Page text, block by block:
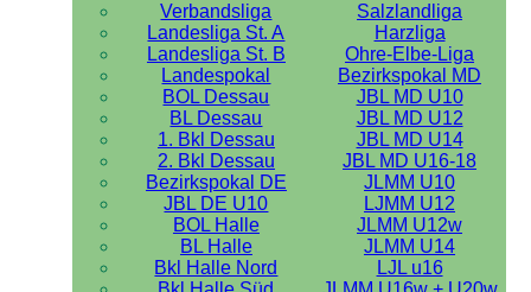
Verbandsliga
Salzlandliga
Landesliga St. A
Harzliga
Landesliga St. B
Ohre-Elbe-Liga
Landespokal
Bezirkspokal MD
BOL Dessau
JBL MD U10
BL Dessau
JBL MD U12
1. Bkl Dessau
JBL MD U14
2. Bkl Dessau
JBL MD U16-18
Bezirkspokal DE
JLMM U10
JBL DE U10
LJMM U12
BOL Halle
JLMM U12w
BL Halle
JLMM U14
Bkl Halle Nord
LJL u16